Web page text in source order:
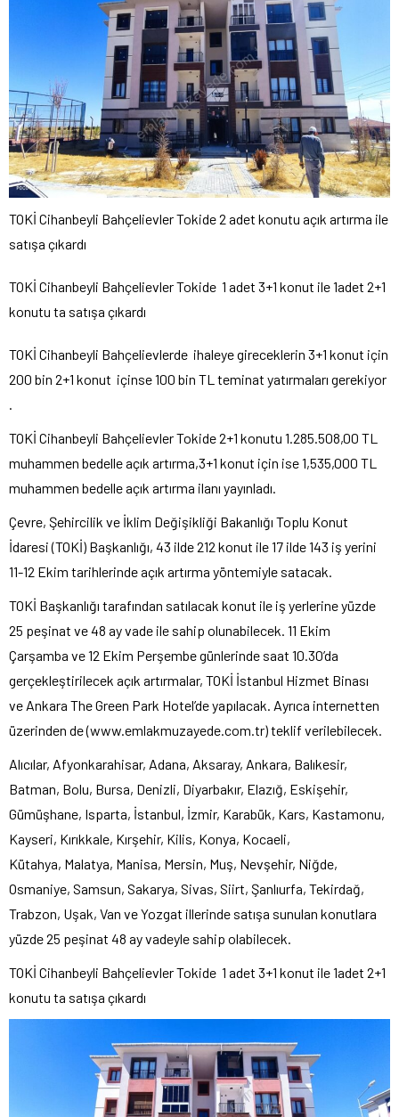
TOKİ Cihanbeyli Bahçelievler Tokide 2 adet konutu açık artırma ile
satışa çıkardı
TOKİ Cihanbeyli Bahçelievler Tokide 1 adet 3+1 konut ile 1adet 2+1
konutu ta satışa çıkardı
TOKİ Cihanbeyli Bahçelievlerde ihaleye gireceklerin 3+1 konut için
200 bin 2+1 konut içinse 100 bin TL teminat yatırmaları gerekiyor
TOKİ Cihanbeyli Bahçelievler Tokide 2+1 konutu 1.285.508,00 TL
muhammen bedelle açık artırma,3+1 konut için ise 1,535,000 TL
muhammen bedelle açık artırma ilanı yayınladı.
Çevre, Şehircilik ve İklim Değişikliği Bakanlığı Toplu Konut
İdaresi (TOKİ) Başkanlığı, 43 ilde 212 konut ile 17 ilde 143 iş yerini
11-12 Ekim tarihlerinde açık artırma yöntemiyle satacak.
TOKİ Başkanlığı tarafından satılacak konut ile iş yerlerine yüzde
25 peşinat ve 48 ay vade ile sahip olunabilecek. 11 Ekim
Çarşamba ve 12 Ekim Perşembe günlerinde saat 10.30’da
gerçekleştirilecek açık artırmalar, TOKİ İstanbul Hizmet Binası
ve Ankara The Green Park Hotel’de yapılacak. Ayrıca internetten
üzerinden de (www.emlakmuzayede.com.tr) teklif verilebilecek.
Alıcılar, Afyonkarahisar, Adana, Aksaray, Ankara, Balıkesir,
Batman, Bolu, Bursa, Denizli, Diyarbakır, Elazığ, Eskişehir,
Gümüşhane, Isparta, İstanbul, İzmir, Karabük, Kars, Kastamonu,
Kayseri, Kırıkkale, Kırşehir, Kilis, Konya, Kocaeli,
Kütahya, Malatya, Manisa, Mersin, Muş, Nevşehir, Niğde,
Osmaniye, Samsun, Sakarya, Sivas, Siirt, Şanlıurfa, Tekirdağ,
Trabzon, Uşak, Van ve Yozgat illerinde satışa sunulan konutlara
yüzde 25 peşinat 48 ay vadeyle sahip olabilecek.
TOKİ Cihanbeyli Bahçelievler Tokide 1 adet 3+1 konut ile 1adet 2+1
konutu ta satışa çıkardı